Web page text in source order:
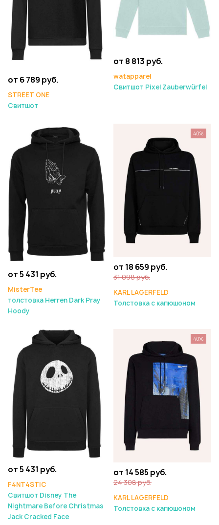
от 6 789 руб.
STREET ONE
Свитшот
от 8 813 руб.
watapparel
Свитшот Pixel Zauberwürfel
от 5 431 руб.
MisterTee
толстовка Herren Dark Pray
Hoody
от 18 659 руб.
31 098 руб.
KARL LAGERFELD
Толстовка с капюшоном
40%
от 5 431 руб.
F4NT4STIC
Свитшот Disney The
Nightmare Before Christmas
Jack Cracked Face
от 14 585 руб.
24 308 руб.
KARL LAGERFELD
Толстовка с капюшоном
40%